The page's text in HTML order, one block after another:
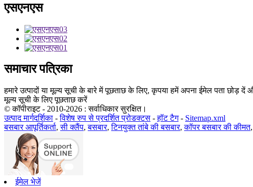
एसएनएस
समाचार पत्रिका
हमारे उत्पादों या मूल्य सूची के बारे में पूछताछ के लिए, कृपया हमें अपना ईमेल पता छोड़
मूल्य सूची के लिए पूछताछ करें
© कॉपीराइट - 2010-2026 : सर्वाधिकार सुरक्षित।
उत्पाद मार्गदर्शिका -विशेष रुप से प्रदर्शित प्रोडक्टस -हॉट टैग- Sitemap.xml
बसबार आपूर्तिकर्ता,सी क्लैंप,बसबार,टिनयुक्त तांबे की बसबार,कॉपर बसबार की कीमत
ईमेल भेजें